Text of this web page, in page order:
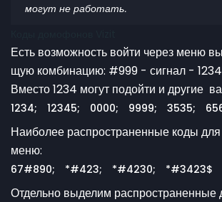
могут не работать.
Есть возможность войти через меню
щую комбинацию: #999 - сигнал - 1234
Вместо 1234 могут подойти и другие
1234; 12345; 0000; 9999; 3535;
Наиболее распространенные коды для
меню:
67#890; *#423; *#4230; *#3423$
Отдельно выделим распространенные